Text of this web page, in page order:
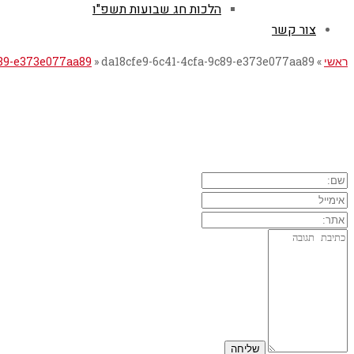
הלכות חג שבועות תשפ"ו
צור קשר
ראשי »
e373e077aa89 »da18cfe9-6c41-4cfa-9c89-e373e077aa89